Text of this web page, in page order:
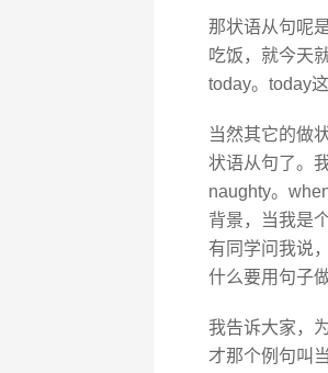
那状语从句呢
吃饭，就今天
today。today
当然其它的做
状语从句了。
naughty。
背景，当我是
有同学问我说
什么要用句子
我告诉大家，
才那个例句叫